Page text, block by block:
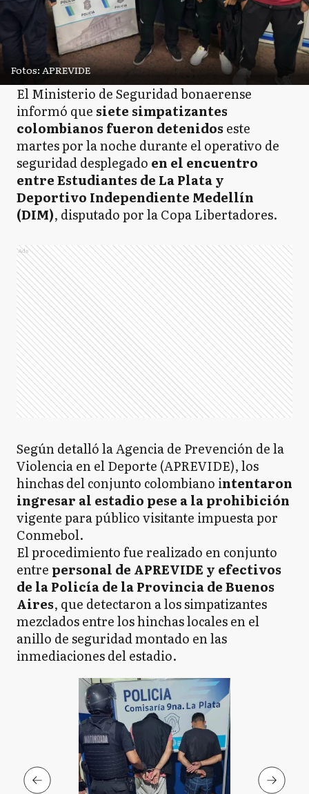
Fotos: APREVIDE
El Ministerio de Seguridad bonaerense
informó que siete simpatizantes
colombianos fueron detenidos este
martes por la noche durante el operativo de
seguridad desplegado en el encuentro
entre Estudiantes de La Plata y
Deportivo Independiente Medellín
(DIM), disputado por la Copa Libertadores.
Ads
Según detalló la Agencia de Prevención de la
Violencia en el Deporte (APREVIDE), los
hinchas del conjunto colombiano intentaron
ingresar al estadio pese a la prohibición
vigente para público visitante impuesta por
Conmebol.
El procedimiento fue realizado en conjunto
entre personal de APREVIDE y efectivos
de la Policía de la Provincia de Buenos
Aires, que detectaron a los simpatizantes
mezclados entre los hinchas locales en el
anillo de seguridad montado en las
inmediaciones del estadio.